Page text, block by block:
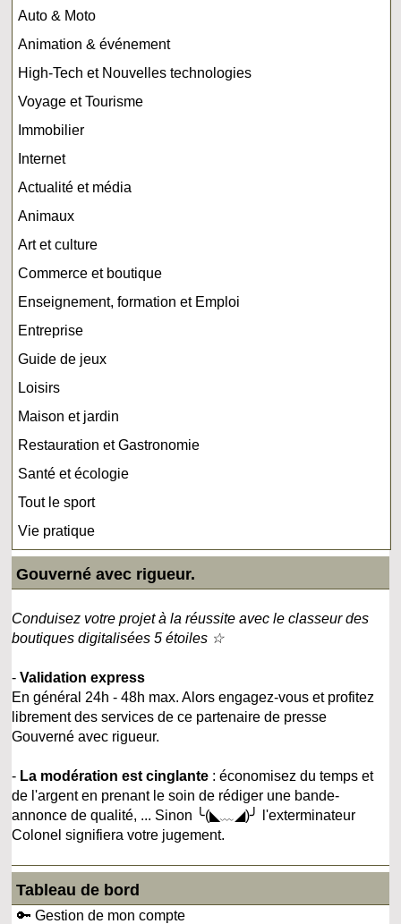
Auto & Moto
Animation & événement
High-Tech et Nouvelles technologies
Voyage et Tourisme
Immobilier
Internet
Actualité et média
Animaux
Art et culture
Commerce et boutique
Enseignement, formation et Emploi
Entreprise
Guide de jeux
Loisirs
Maison et jardin
Restauration et Gastronomie
Santé et écologie
Tout le sport
Vie pratique
Gouverné avec rigueur.
Conduisez votre projet à la réussite avec le classeur des
boutiques digitalisées 5 étoiles ☆
-Validation express
En général 24h - 48h max. Alors engagez-vous et profitez
librement des services de ce partenaire de presse
Gouverné avec rigueur.
- La modération est cinglante : économisez du temps et
de l'argent en prenant le soin de rédiger une bande-
annonce de qualité, ... Sinon ╰(◣﹏◢)╯ l'exterminateur
Colonel signifiera votre jugement.
Tableau de bord
🔑 Gestion de mon compte